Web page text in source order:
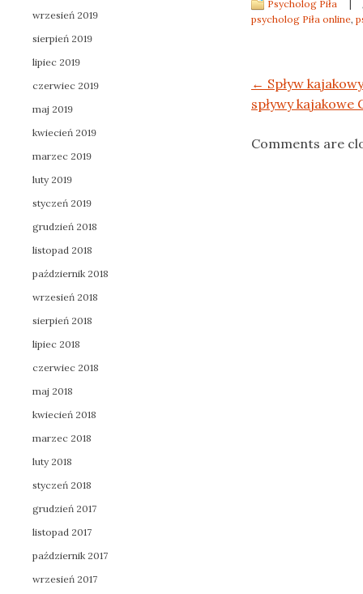
Psycholog Piła
psycholog Piła online,
Post navigation
← Spływ
spływy kajakowe
Comments are
wrzesień 2019
sierpień 2019
lipiec 2019
czerwiec 2019
maj 2019
kwiecień 2019
marzec 2019
luty 2019
styczeń 2019
grudzień 2018
listopad 2018
październik 2018
wrzesień 2018
sierpień 2018
lipiec 2018
czerwiec 2018
maj 2018
kwiecień 2018
marzec 2018
luty 2018
styczeń 2018
grudzień 2017
listopad 2017
październik 2017
wrzesień 2017